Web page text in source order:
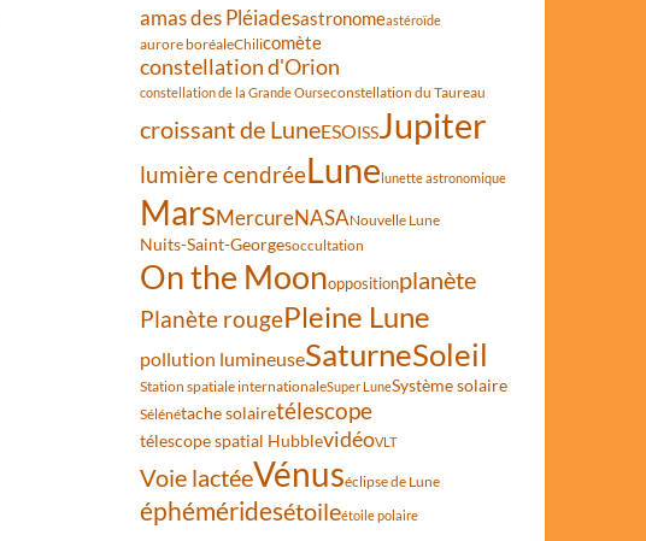
amas des Pléiadesastronomeastéroïde
aurore boréaleChilicomète
constellation d'Orion
constellation de la Grande Ourseconstellation du Taureau
croissant de LuneESOISSJupiter
lumière cendréeLunelunette astronomique
MarsMercureNASANouvelle Lune
Nuits-Saint-Georgesoccultation
On the Moonoppositionplanète
Planète rougePleine Lune
pollution lumineuseSaturneSoleil
Station spatiale internationaleSuper LuneSystème solaire
Sélénétache solairetélescope
télescope spatial HubblevidéoVLT
Voie lactéeVénuséclipse de Lune
éphéméridesétoileétoile polaire